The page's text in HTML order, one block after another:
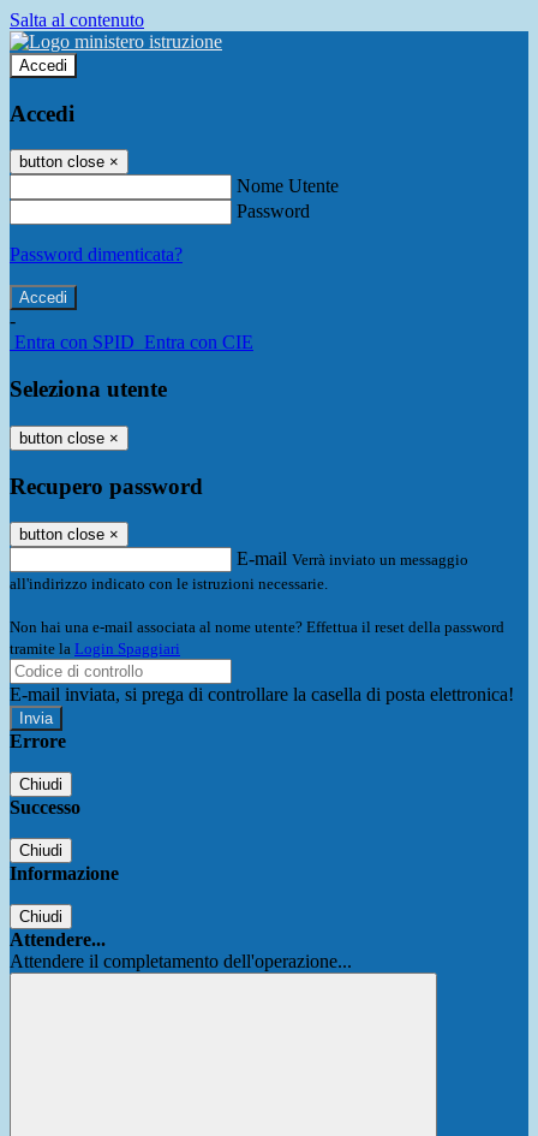
Salta al contenuto
Accedi
Accedi
button close ×
Nome Utente
Password
Password dimenticata?
-
Entra con SPID Entra con CIE
Seleziona utente
button close ×
Recupero password
button close ×
E-mail Verrà inviato un messaggio
all'indirizzo indicato con le istruzioni necessarie.
Non hai una e-mail associata al nome utente? Effettua il reset della password
tramite la Login Spaggiari
E-mail inviata, si prega di controllare la casella di posta elettronica!
Errore
Chiudi
Successo
Chiudi
Informazione
Chiudi
Attendere...
Attendere il completamento dell'operazione...